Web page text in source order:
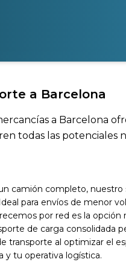
a Barcelona
a Barcelona
todas las potenciales
camión completo, nuestro
para envíos de menor
por red es la
de carga consolidada
transporte al optimizar el
y tu operativa logística.